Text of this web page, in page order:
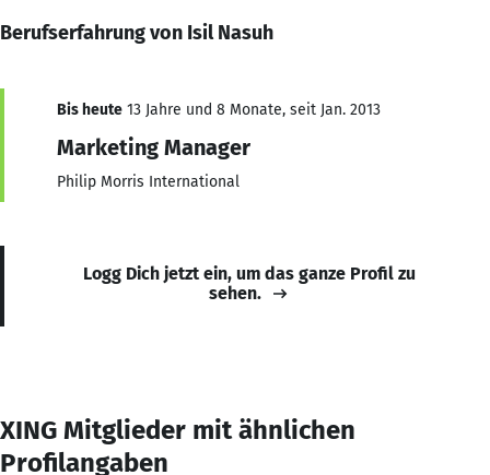
Berufserfahrung von Isil Nasuh
Bis heute 13 Jahre und 8 Monate, seit Jan. 2013
Marketing Manager
Philip Morris International
Logg Dich jetzt ein, um das ganze Profil zu
sehen.
XING Mitglieder mit ähnlichen
Profilangaben